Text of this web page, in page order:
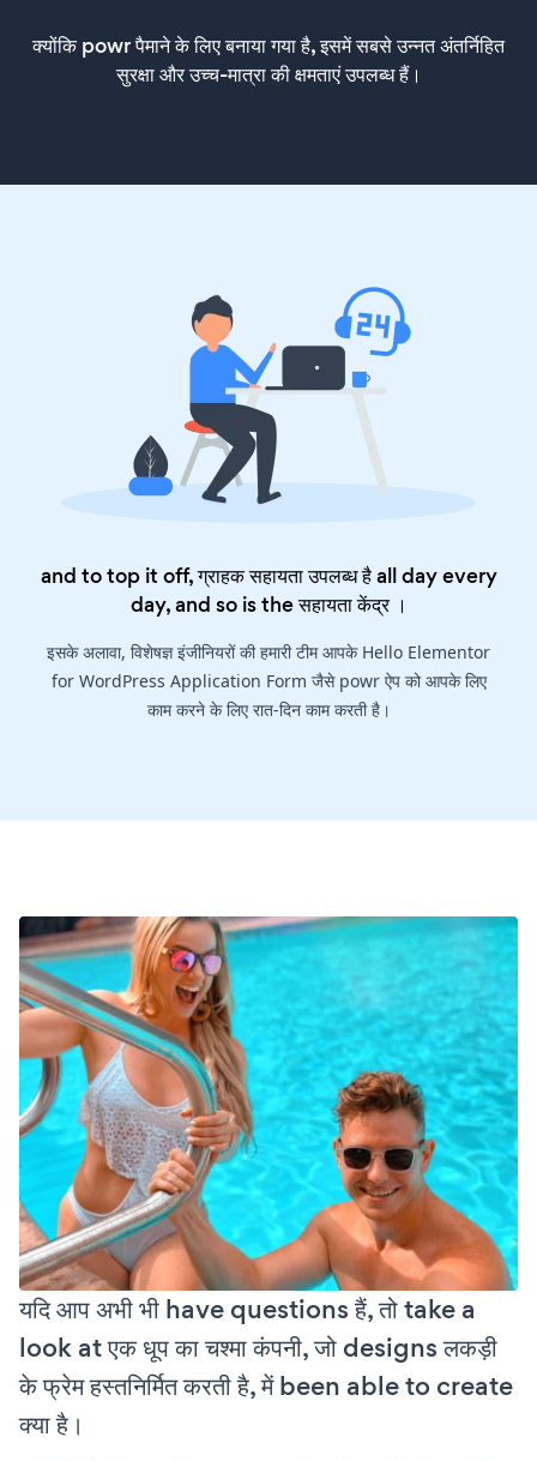
क्योंकि powr पैमाने के लिए बनाया गया है, इसमें सबसे उन्नत अंतर्निहित
सुरक्षा और उच्च-मात्रा की क्षमताएं उपलब्ध हैं।
and to top it off, ग्राहक सहायता उपलब्ध है all day every
day, and so is theसहायता केंद्र।
इसके अलावा, विशेषज्ञ इंजीनियरों की हमारी टीम आपके Hello Elementor
for WordPress Application Form जैसे powr ऐप को आपके लिए
काम करने के लिए रात-दिन काम करती है।
यदि आप अभी भी have questions हैं, तो take a
look at एक धूप का चश्मा कंपनी, जो designs लकड़ी
के फ्रेम हस्तनिर्मित करती है, में been able to create
क्या है।